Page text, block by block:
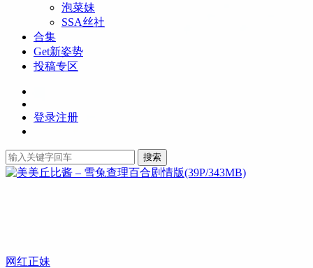
泡菜妹
SSA丝社
合集
Get新姿势
投稿专区
登录注册
搜索
网红正妹